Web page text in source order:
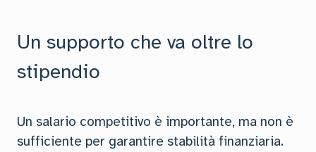
Un supporto che va oltre lo
stipendio
Un salario competitivo è importante, ma non è
sufficiente per garantire stabilità finanziaria.